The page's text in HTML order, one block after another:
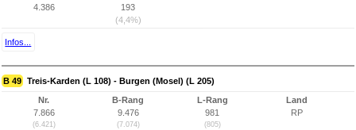
4.386
193
(4,4%)
Infos...
B 49 Treis-Karden (L 108) - Burgen (Mosel) (L 205)
Nr.
7.866
(6.421)
B-Rang
9.476
(7.074)
L-Rang
981
(805)
Land
RP